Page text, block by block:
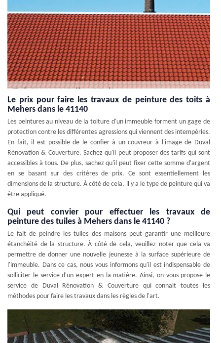
Le prix pour faire les travaux de peinture des toits à
Mehers dans le 41140
Les peintures au niveau de la toiture d'un immeuble forment un gage de
protection contre les différentes agressions qui viennent des intempéries.
En fait, il est possible de le confier à un couvreur à l'image de Duval
Rénovation & Couverture. Sachez qu'il peut proposer des tarifs qui sont
accessibles à tous. De plus, sachez qu'il peut fixer cette somme d'argent
en se basant sur des critères de prix. Ce sont essentiellement les
dimensions de la structure. À côté de cela, il y a le type de peinture qui va
être appliqué.
Qui peut convier pour effectuer les travaux de
peinture des tuiles à Mehers dans le 41140 ?
Le fait de peindre les tuiles des maisons peut garantir une meilleure
étanchéité de la structure. À côté de cela, veuillez noter que cela va
permettre de donner une nouvelle jeunesse à la surface supérieure de
l'immeuble. Dans ce cas, nous vous informons qu'il est indispensable de
solliciter le service d'un expert en la matière. Ainsi, on vous propose le
service de Duval Rénovation & Couverture qui connait toutes les
méthodes pour faire les travaux dans les règles de l'art.